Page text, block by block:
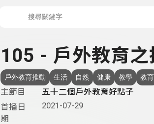
105 - 戶外教育之
戶外教育推動 生活 自然 健康 教學 教育
主節目
五十二個戶外教育好點子
首播日
期
2021-07-29